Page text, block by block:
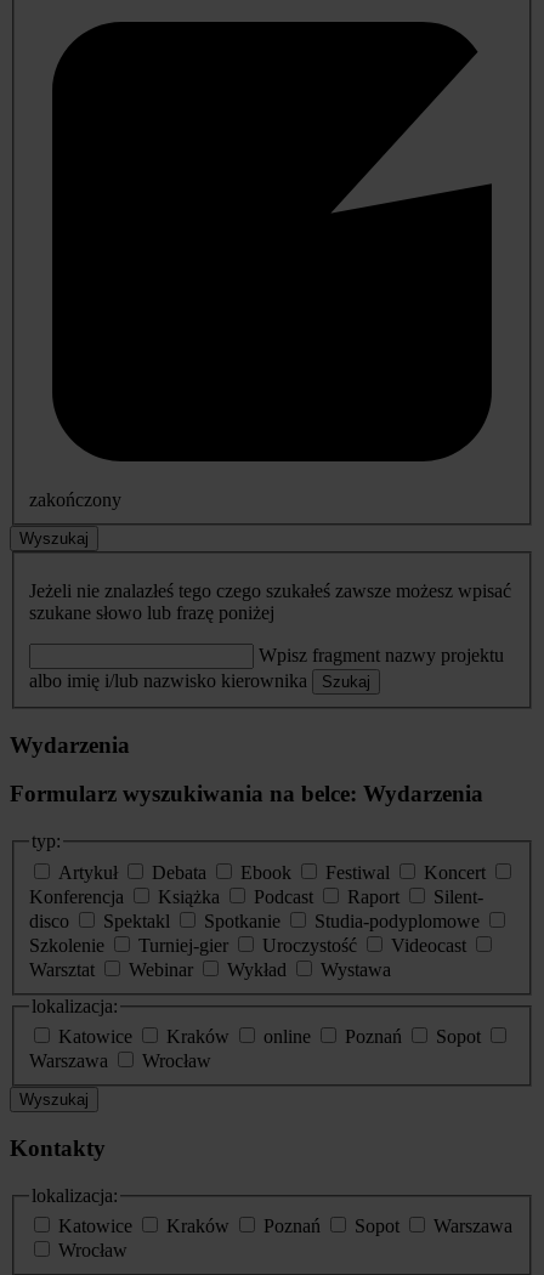
zakończony
Wyszukaj
Jeżeli nie znalazłeś tego czego szukałeś zawsze możesz wpisać
szukane słowo lub frazę poniżej
Wpisz fragment nazwy projektu
albo imię i/lub nazwisko kierownika
Szukaj
Wydarzenia
Formularz wyszukiwania na belce: Wydarzenia
typ:
Artykuł
Debata Ebook Festiwal
Koncert
Konferencja
Książka Podcast Raport
Silent-
disco
Spektakl Spotkanie
Studia-podyplomowe
Szkolenie
Turniej-gier Uroczystość
Videocast
Warsztat
Webinar Wykład
Wystawa
lokalizacja:
Katowice
Kraków online Poznań
Sopot
Warszawa
Wrocław
Wyszukaj
Kontakty
lokalizacja:
Katowice
Kraków Poznań Sopot
Warszawa
Wrocław